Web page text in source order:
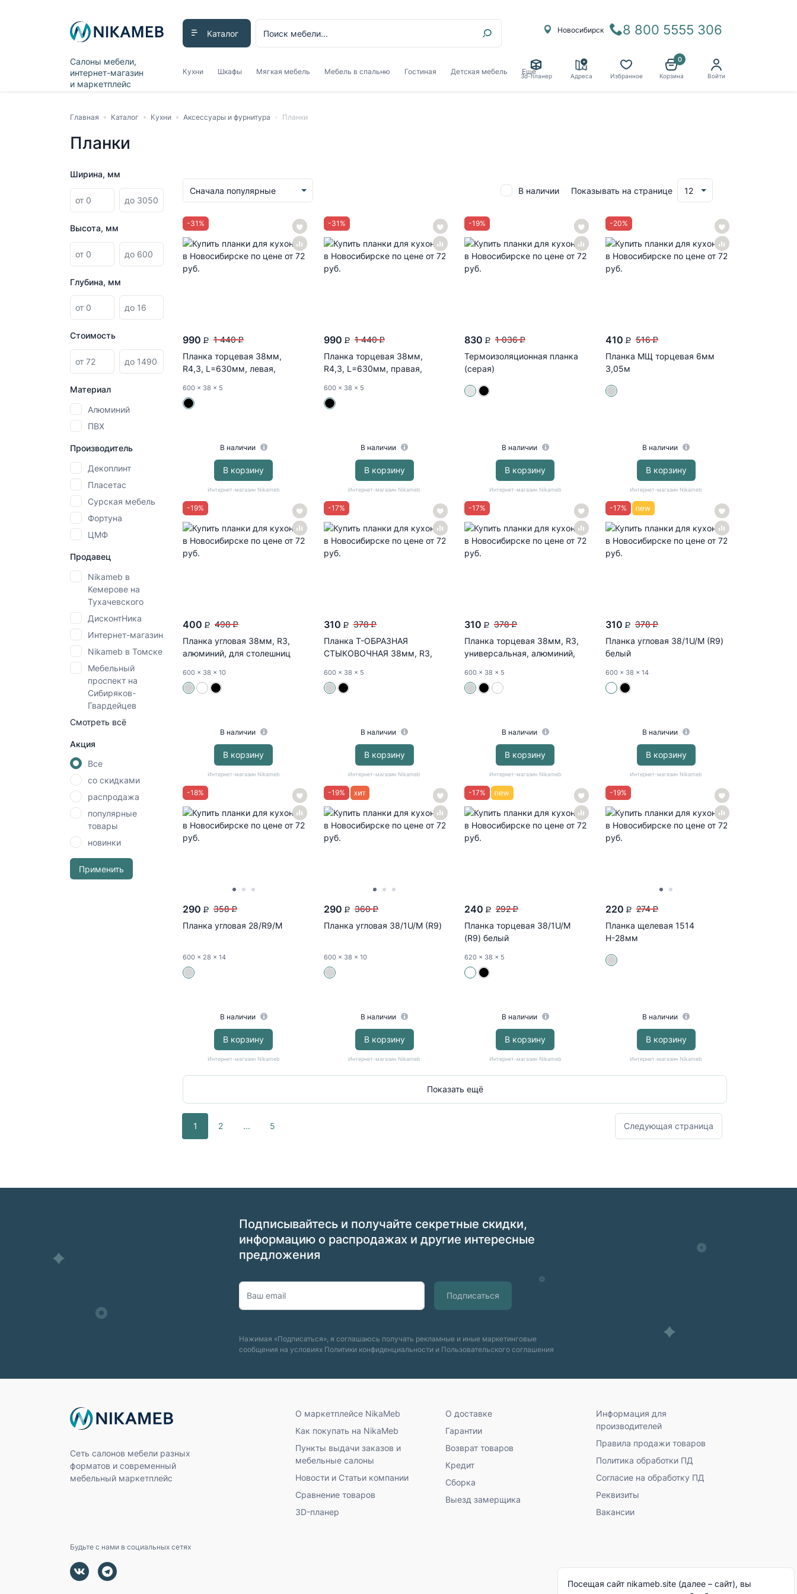
3d-планер Адреса Избранное
0
Корзина Войти
Каталог Новосибирск 8 800 5555 306
Салоны мебели,
интернет-магазин
и маркетплейс
Кухни Шкафы Мягкая мебель Мебель в спальню Гостиная Детская мебель Ещё
Главная Каталог Кухни Аксессуары и фурнитура Планки
Планки
Ширина, мм
Высота, мм
Глубина, мм
Стоимость
Материал
Алюминий
ПВХ
Производитель
Декоплинт
Пласетас
Сурская мебель
Фортуна
ЦМФ
Продавец
Nikameb в
Кемерове на
Тухачевского
ДисконтНика
Интернет-магазин
Nikameb в Томске
Мебельный
проспект на
Сибиряков-
Гвардейцев
Смотреть всё
Акция
Все
со скидками
распродажа
популярные
товары
новинки
Применить
Сначала популярные В наличии Показывать на странице 12
-31 %
990 P 1 440 P
Планка торцевая 38мм,
R4,3, L=630мм, левая,
600 x 38 x 5
В наличии
В корзину
Интернет-магазин Nikameb
-31 %
990 P 1 440 P
Планка торцевая 38мм,
R4,3, L=630мм, правая,
600 x 38 x 5
В наличии
В корзину
Интернет-магазин Nikameb
-19%
830 P 1 036 P
Термоизоляционная планка
(серая)
В наличии
В корзину
Интернет-магазин Nikameb
-20%
410 P 516 P
Планка МЩ торцевая 6мм
3,05м
В наличии
В корзину
Интернет-магазин Nikameb
-19%
400 P 498 P
Планка угловая 38мм, R3,
алюминий, для столешниц
600 x 38 x 10
В наличии
В корзину
Интернет-магазин Nikameb
-17%
310 P 378 P
Планка Т-ОБРАЗНАЯ
СТЫКОВОЧНАЯ 38мм, R3,
600 x 38 x 5
В наличии
В корзину
Интернет-магазин Nikameb
-17%
310 P 378 P
Планка торцевая 38мм, R3,
универсальная, алюминий,
600 x 38 x 5
В наличии
В корзину
Интернет-магазин Nikameb
-17%
310 P 378 P
Планка угловая 38/1U/М (R9)
белый
600 x 38 x 14
В наличии
В корзину
Интернет-магазин Nikameb
-18%
290 P 358 P
Планка угловая 28/R9/M
600 x 28 x 14
В наличии
В корзину
Интернет-магазин Nikameb
-19%
290 P 360 P
Планка угловая 38/1U/М (R9)
600 x 38 x 10
В наличии
В корзину
Интернет-магазин Nikameb
-17%
240 P 292 P
Планка торцевая 38/1U/М
(R9) белый
620 x 38 x 5
В наличии
В корзину
Интернет-магазин Nikameb
-19%
220 P 274 P
Планка щелевая 1514
Н-28мм
В наличии
В корзину
Интернет-магазин Nikameb
Показать ещё
1 2 ... 5 Следующая страница
Подписывайтесь и получайте секретные скидки,
информацию о распродажах и другие интересные
предложения
Нажимая «Подписаться», я соглашаюсь получать рекламные и иные маркетинговые
сообщения на условиях Политики конфиденциальности и Пользовательского соглашения
Сеть салонов мебели разных
форматов и современный
мебельный маркетплейс
О маркетплейсе NikaMeb
Как покупать на NikaMeb
Пункты выдачи заказов и
мебельные салоны
Новости и Статьи компании
Сравнение товаров
3D-планер
О доставке
Гарантии
Возврат товаров
Кредит
Сборка
Выезд замерщика
Информация для
производителей
Правила продажи товаров
Политика обработки ПД
Согласие на обработку ПД
Реквизиты
Вакансии
Будьте с нами в социальных сетях
Посещая сайт nikameb.site (далее – сайт), вы